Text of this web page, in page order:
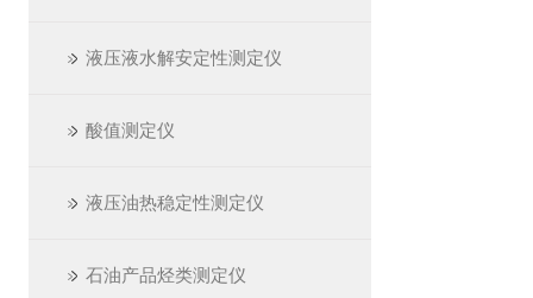
液压液水解安定性测定仪
酸值测定仪
液压油热稳定性测定仪
石油产品烃类测定仪